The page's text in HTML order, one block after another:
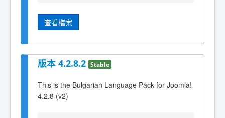
查看檔案
版本 4.2.8.2 Stable
This is the Bulgarian Language Pack for Joomla!
4.2.8 (v2)